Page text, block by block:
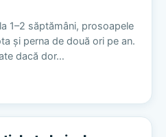
1–2 săptămâni, prosoapele
și perna de două ori pe an.
dacă dor…